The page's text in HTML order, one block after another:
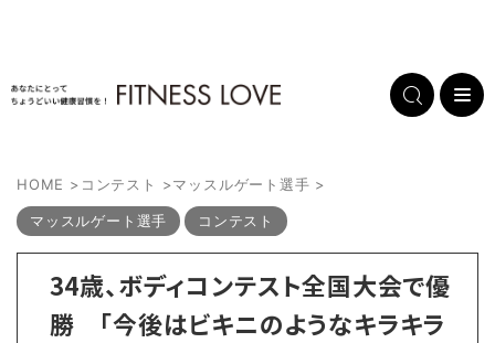
HOME > コンテスト >マッスルゲート選手 >
マッスルゲート選手 コンテスト
34歳、ボディコンテスト全国大会で優
勝 「今後はビキニのようなキラキラ